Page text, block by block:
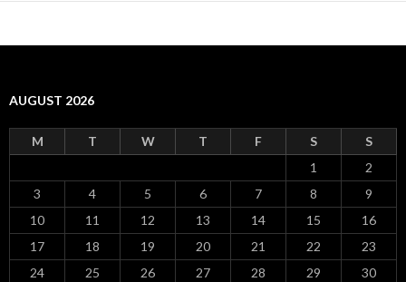
AUGUST 2026
M T W T F S S
1
2
3
4 5 6 7 8
9
10
11 12 13 14 15
16
17
18 19 20 21 22
23
24
25 26 27 28 29
30